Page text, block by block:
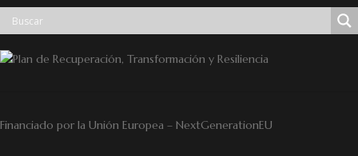
Financiado por la Unión Europea – NextGenerationEU